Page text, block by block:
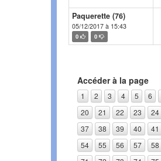
Paquerette (76)
05/12/2017 à 15:43
0 0
Accéder à la page
1 2 3 4 5 6
20
21 22 23 24
37
38 39 40 41
54
55 56 57 58